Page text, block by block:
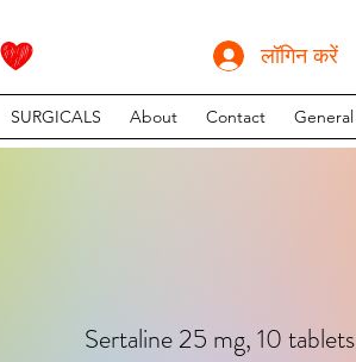
लॉगिन करें
SURGICALS About Contact General
Sertaline 25 mg, 10 tablets